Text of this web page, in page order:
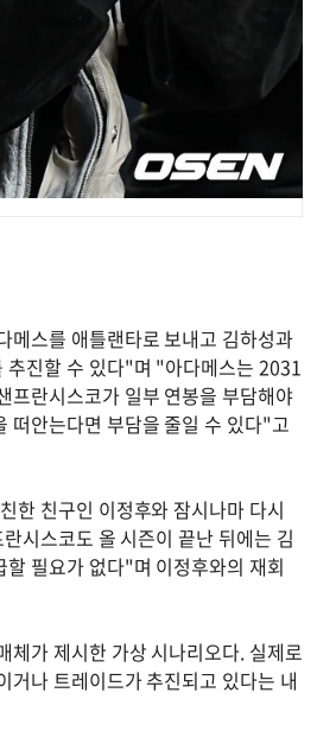
메스를 애틀랜타로 보내고 김하성과
추진할 수 있다"며 "아다메스는 2031
프란시스코가 일부 연봉을 부담해야
떠안는다면 부담을 줄일 수 있다"고
한 친구인 이정후와 잠시나마 다시
시스코도 올 시즌이 끝난 뒤에는 김
필요가 없다"며 이정후와의 재회
체가 제시한 가상 시나리오다. 실제로
거나 트레이드가 추진되고 있다는 내